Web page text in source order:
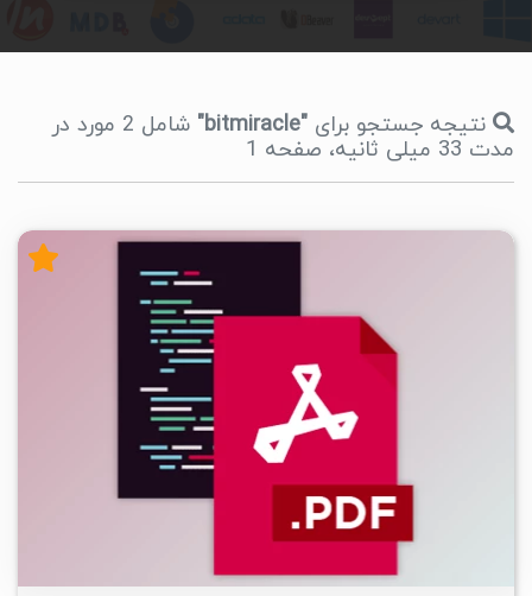
نتیجه جستجو برای "bitmiracle"
شامل 2 مورد در
مدت 33 میلی ثانیه، صفحه 1
۱۴/۴K ۱۴۰۳/۱۱/۱۶ ۴